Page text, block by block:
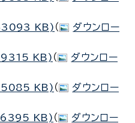
63093 KB) （
ダウンロー
69315 KB) （
ダウンロー
65085 KB) （
ダウンロー
66395 KB) （
ダウンロー